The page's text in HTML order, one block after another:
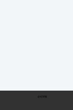
会社情報